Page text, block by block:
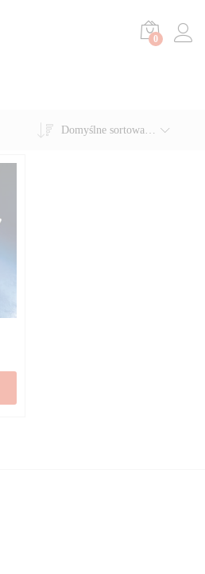
0
Domyślne sortowanie